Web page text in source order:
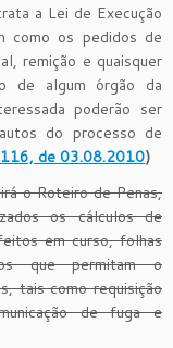
a Lei de Execução
como os pedidos de
remição e quaisquer
de algum órgão da
poderão ser
do processo de
116, de 03.08.2010)
o Roteiro de Penas,
os cálculos de
em curso, folhas
que permitam o
tais como requisição
de fuga e